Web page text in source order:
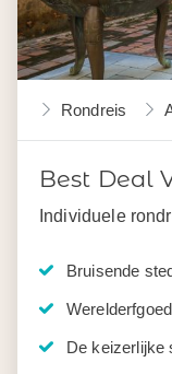
Rondreis
Best Deal
Individuele
Bruisende
De keizerlijke